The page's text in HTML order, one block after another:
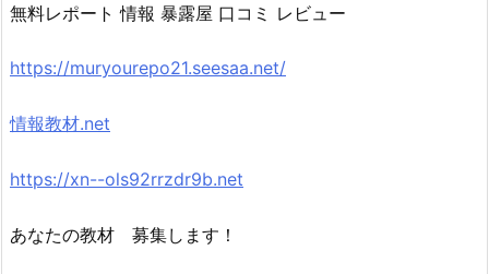
無料レポート 情報 暴露屋 口コミ レビュー
https://muryourepo21.seesaa.net/
情報教材.net
https://xn--ols92rrzdr9b.net
あなたの教材 募集します！